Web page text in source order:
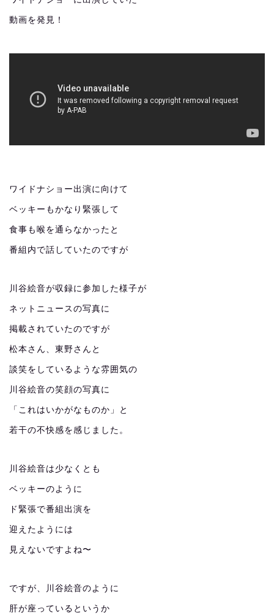
動画を発見！
ワイドナショー出演に向けて
ベッキーもかなり緊張して
食事も喉を通らなかったと
番組内で話していたのですが
川谷絵音が収録に参加した様子が
ネットニュースの写真に
掲載されていたのですが
松本さん、東野さんと
談笑をしているような雰囲気の
川谷絵音の笑顔の写真に
「これはいかがなものか」と
若干の不快感を感じました。
川谷絵音は少なくとも
ベッキーのように
ド緊張で番組出演を
迎えたようには
見えないですよね〜
ですが、川谷絵音のように
肝が座っているというか